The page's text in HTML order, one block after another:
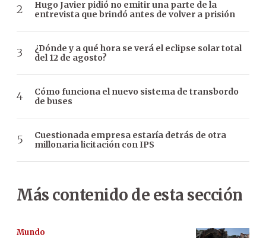
Hugo Javier pidió no emitir una parte de la
entrevista que brindó antes de volver a prisión
¿Dónde y a qué hora se verá el eclipse solar total
del 12 de agosto?
Cómo funciona el nuevo sistema de transbordo
de buses
Cuestionada empresa estaría detrás de otra
millonaria licitación con IPS
Más contenido de esta sección
Mundo